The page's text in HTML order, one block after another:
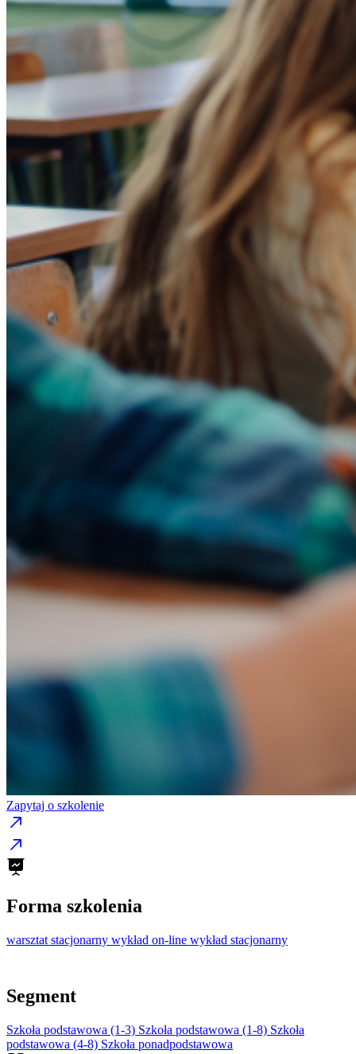
Zapytaj o szkolenie
Forma szkolenia
warsztat stacjonarny wykład on-line wykład stacjonarny
Segment
Szkoła podstawowa (1-3) Szkoła podstawowa (1-8) Szkoła
podstawowa (4-8) Szkoła ponadpodstawowa